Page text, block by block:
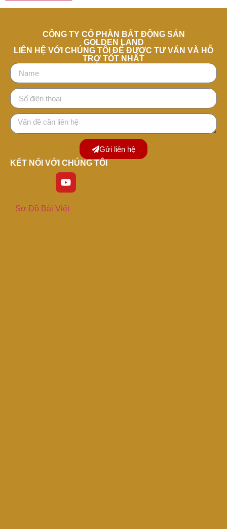
CÔNG TY CỔ PHẦN BẤT ĐỘNG SẢN
GOLDEN LAND
LIÊN HỆ VỚI CHÚNG TÔI ĐỂ ĐƯỢC TƯ VẤN VÀ HỖ
TRỢ TỐT NHẤT
Gửi liên hệ
KẾT NỐI VỚI CHÚNG TÔI
Sơ Đồ Bài Viết